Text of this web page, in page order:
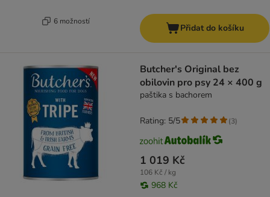
6 možností
Přidat do košíku
Butcher's Original bez
obilovin pro psy 24 × 400 g
paštika s bachorem
1 019 Kč
106 Kč / kg
968 Kč
Rating: 5/5 (3)